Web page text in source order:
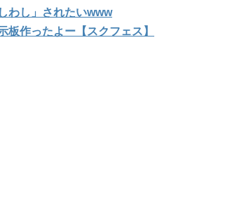
わし」されたいwww
板作ったよー【スクフェス】